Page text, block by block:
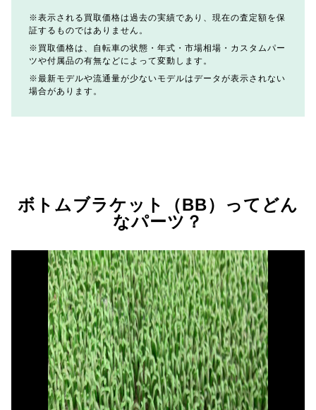
表示される買取価格は過去の実績であり、現在の査定額を保
証するものではありません。
買取価格は、自転車の状態・年式・市場相場・カスタムパー
ツや付属品の有無などによって変動します。
最新モデルや流通量が少ないモデルはデータが表示されない
場合があります。
ボトムブラケット（BB）ってどん
なパーツ？